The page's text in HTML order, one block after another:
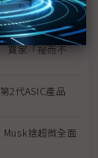
田示警全球AI基
買家「祕而不
2代ASIC產品
捨超微全面